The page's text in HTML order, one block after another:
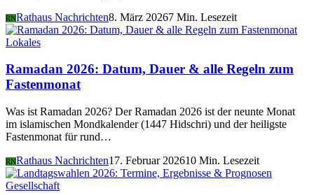
RNRathaus Nachrichten8. März 20267 Min. Lesezeit
Lokales
Ramadan 2026: Datum, Dauer & alle Regeln zum
Fastenmonat
Was ist Ramadan 2026? Der Ramadan 2026 ist der neunte Monat
im islamischen Mondkalender (1447 Hidschri) und der heiligste
Fastenmonat für rund…
RNRathaus Nachrichten17. Februar 202610 Min. Lesezeit
Gesellschaft